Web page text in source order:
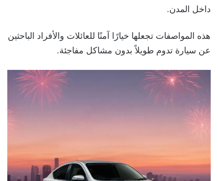
داخل المدن.
هذه المواصفات تجعلها خيارًا آمنًا للعائلات والأفراد الباحثين
عن سيارة تدوم طويلاً بدون مشاكل مفاجئة.